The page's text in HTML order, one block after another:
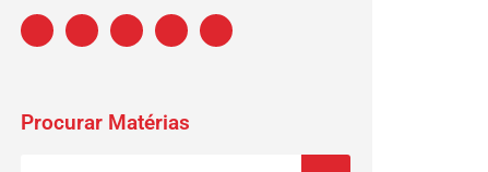
Procurar Matérias